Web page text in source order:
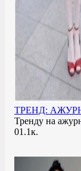
ТРЕНД:
Тренду на
01.1к.